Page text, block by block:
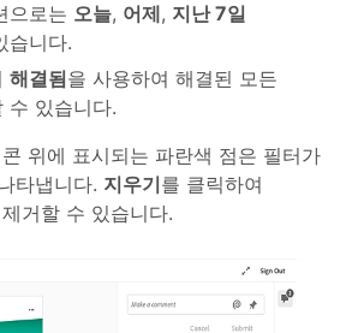
으로는 오늘, 어제, 지난 7일
습니다.
해결됨을 사용하여 해결된 모든
수 있습니다.
위에 표시되는 파란색 점은 필터가
타냅니다. 지우기를 클릭하여
거할 수 있습니다.